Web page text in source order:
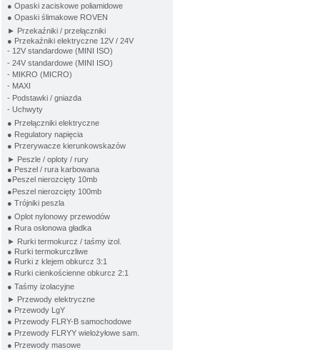
● Opaski zaciskowe poliamidowe
● Opaski ślimakowe ROVEN
► Przekaźniki / przełączniki
● Przekaźniki elektryczne 12V / 24V
- 12V standardowe (MINI ISO)
- 24V standardowe (MINI ISO)
- MIKRO (MICRO)
- MAXI
- Podstawki / gniazda
- Uchwyty
● Przełączniki elektryczne
● Regulatory napięcia
● Przerywacze kierunkowskazów
► Peszle / oploty / rury
● Peszel / rura karbowana
●Peszel nierozcięty 10mb
●Peszel nierozcięty 100mb
● Trójniki peszla
● Oplot nylonowy przewodów
● Rura osłonowa gładka
► Rurki termokurcz / taśmy izol.
● Rurki termokurczliwe
● Rurki z klejem obkurcz 3:1
● Rurki cienkościenne obkurcz 2:1
● Taśmy izolacyjne
► Przewody elektryczne
● Przewody LgY
● Przewody FLRY-B samochodowe
● Przewody FLRYY wielożyłowe sam.
● Przewody masowe